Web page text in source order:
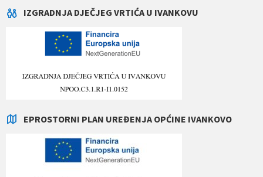
IZGRADNJA DJEČJEG VRTIĆA U IVANKOVU
EPROSTORNI PLAN UREĐENJA OPĆINE IVANKOVO